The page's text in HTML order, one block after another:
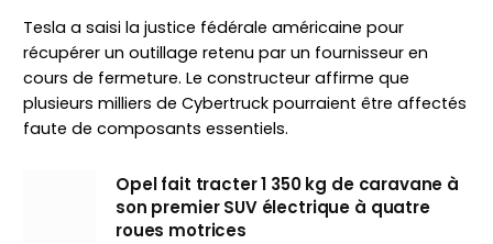
Tesla a saisi la justice fédérale américaine pour
récupérer un outillage retenu par un fournisseur en
cours de fermeture. Le constructeur affirme que
plusieurs milliers de Cybertruck pourraient être affectés
faute de composants essentiels.
Opel fait tracter 1 350 kg de caravane à
son premier SUV électrique à quatre
roues motrices